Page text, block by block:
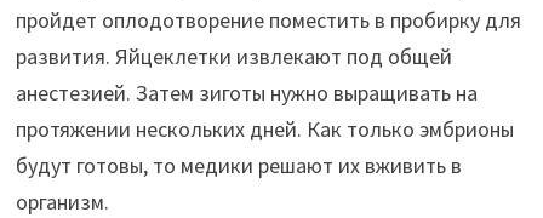
пройдет оплодотворение поместить в пробирку для
развития. Яйцеклетки извлекают под общей
анестезией. Затем зиготы нужно выращивать на
протяжении нескольких дней. Как только эмбрионы
будут готовы, то медики решают их вживить в
организм.